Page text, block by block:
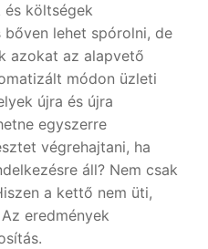
és költségek
lehet spórolni, de
azokat az alapvető
módon üzleti
újra és újra
egyszerre
végrehajtani, ha
áll? Nem csak
a kettő nem üti,
eredmények